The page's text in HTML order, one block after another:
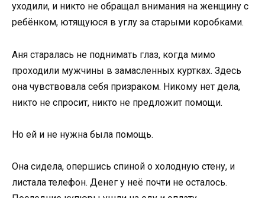
уходили, и никто не обращал внимания на женщину с
ребёнком, ютящуюся в углу за старыми коробками.
Аня старалась не поднимать глаз, когда мимо
проходили мужчины в замасленных куртках. Здесь
она чувствовала себя призраком. Никому нет дела,
никто не спросит, никто не предложит помощи.
Но ей и не нужна была помощь.
Она сидела, опершись спиной о холодную стену, и
листала телефон. Денег у неё почти не осталось.